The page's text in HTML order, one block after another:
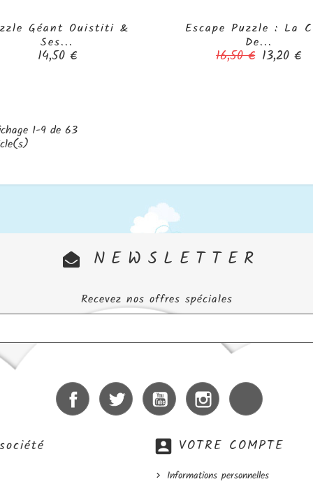
Géant Ouistiti &
Ses...
Prix
14,50 €

Escape Puzzle : La
De...
Prix
16,50 € Prix
13,20 €

1-9 de 63
NEWSLETTER
Recevez nos offres spéciales
Facebook Twitter YouTube Instagram
account_box VOTRE COMPTE
Informations personnelles